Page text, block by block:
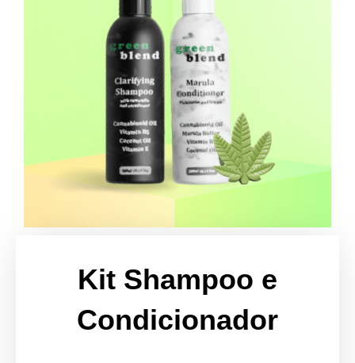
Kit Shampoo e
Condicionador